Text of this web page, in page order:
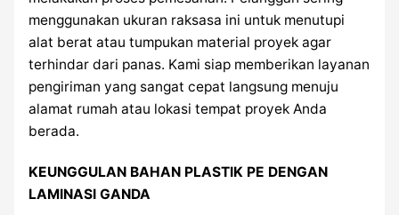
menggunakan ukuran raksasa ini untuk menutupi
alat berat atau tumpukan material proyek agar
terhindar dari panas. Kami siap memberikan layanan
pengiriman yang sangat cepat langsung menuju
alamat rumah atau lokasi tempat proyek Anda
berada.
KEUNGGULAN BAHAN PLASTIK PE DENGAN
LAMINASI GANDA